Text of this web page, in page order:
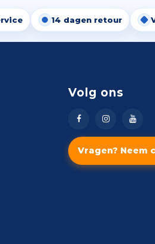
14 dagen retour
Volg ons
Vragen? Neem